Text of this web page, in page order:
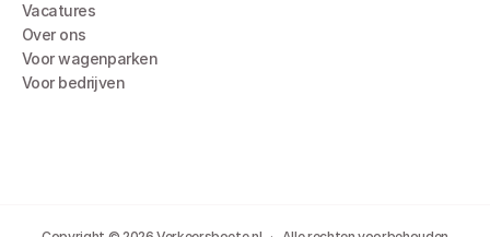
Vacatures
Over ons
Voor wagenparken
Voor bedrijven